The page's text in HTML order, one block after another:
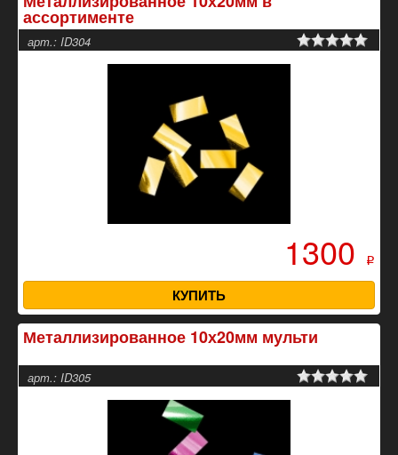
ассортименте
арт.: ID304
1300 p
КУПИТЬ
Металлизированное 10х20мм мульти
арт.: ID305